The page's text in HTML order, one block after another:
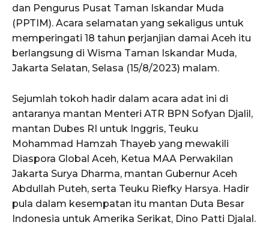
dan Pengurus Pusat Taman Iskandar Muda
(PPTIM). Acara selamatan yang sekaligus untuk
memperingati 18 tahun perjanjian damai Aceh itu
berlangsung di Wisma Taman Iskandar Muda,
Jakarta Selatan, Selasa (15/8/2023) malam.
Sejumlah tokoh hadir dalam acara adat ini di
antaranya mantan Menteri ATR BPN Sofyan Djalil,
mantan Dubes RI untuk Inggris, Teuku
Mohammad Hamzah Thayeb yang mewakili
Diaspora Global Aceh, Ketua MAA Perwakilan
Jakarta Surya Dharma, mantan Gubernur Aceh
Abdullah Puteh, serta Teuku Riefky Harsya. Hadir
pula dalam kesempatan itu mantan Duta Besar
Indonesia untuk Amerika Serikat, Dino Patti Djalal.